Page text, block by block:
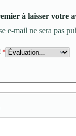
à laisser votre
e-mail ne sera pas
*